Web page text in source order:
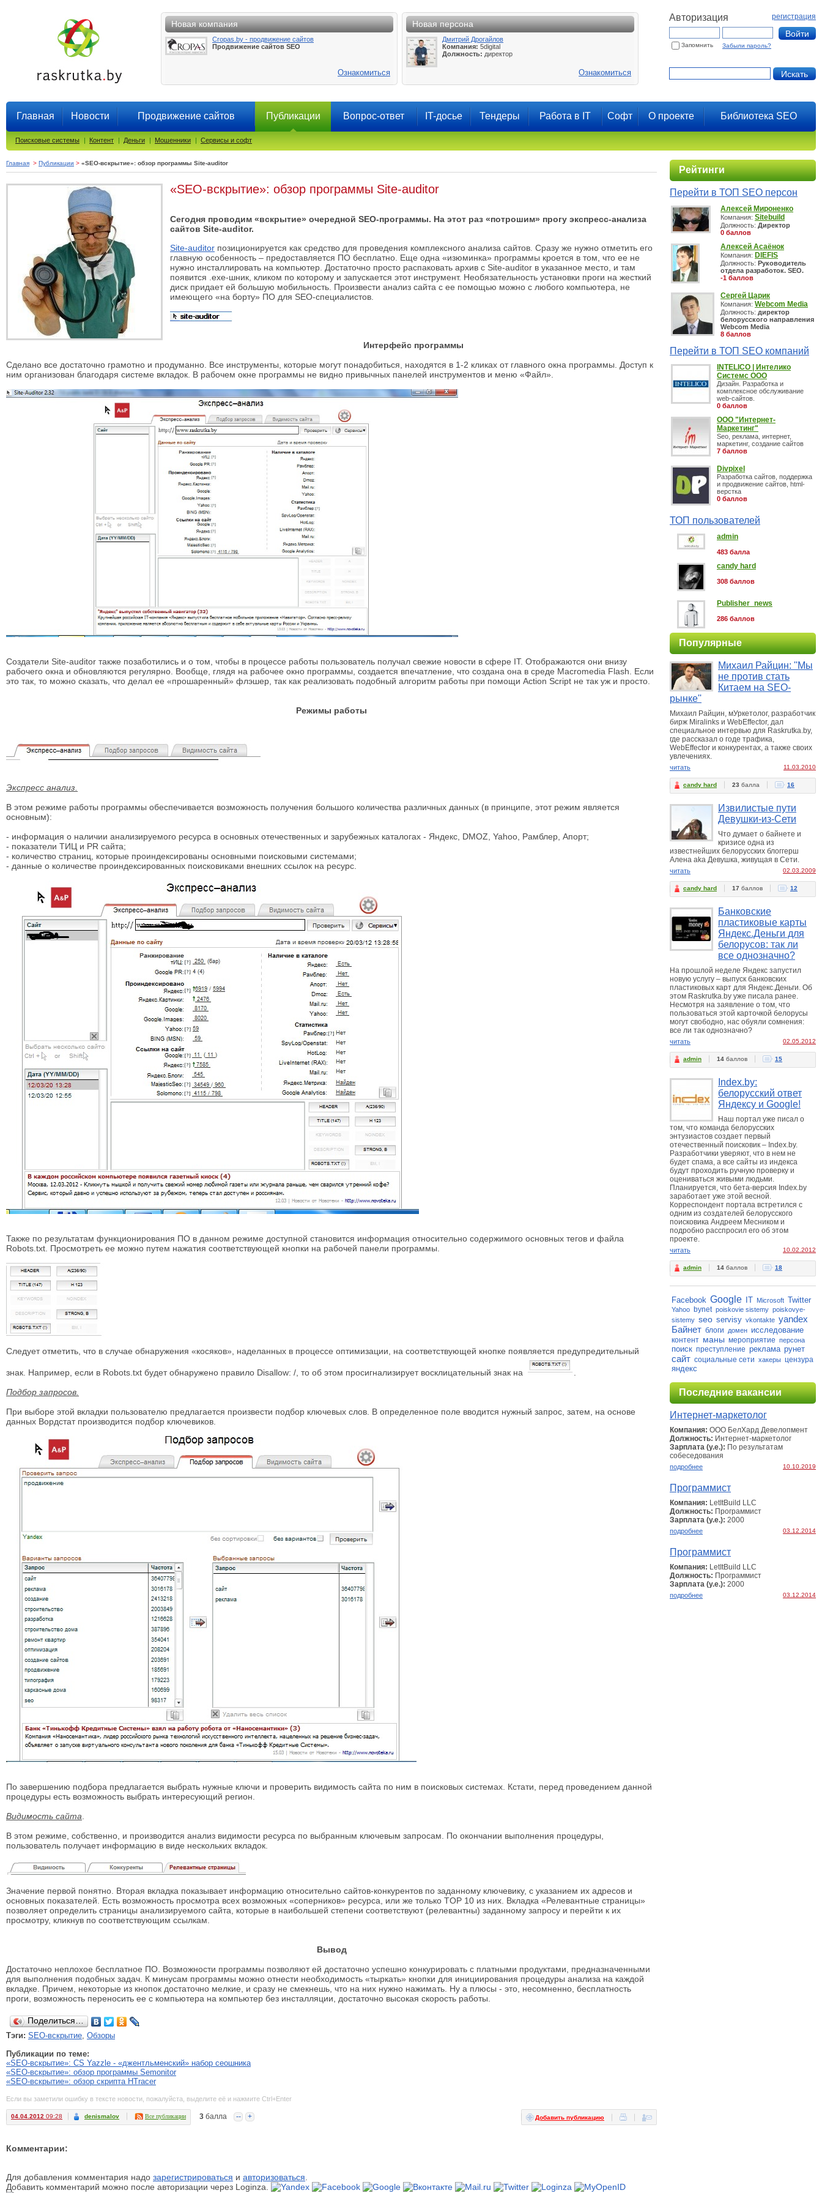
Новая компания
Cropas.by - продвижение сайтов
Продвижение сайтов SEO
Ознакомиться
Новая персона
Дмитрий Дрогайлов
Компания: 5digital
Должность: директор
Ознакомиться
Авторизация регистрация
Запомнить Забыли пароль?
Главная Новости Продвижение сайтов Публикации Вопрос-ответ IT-досье Тендеры Работа в IT Софт О проекте Библиотека SEO
Поисковые системы | Контент | Деньги | Мошенники | Сервисы и софт
Главная > Публикации > «SEO-вскрытие»: обзор программы Site-auditor
«SEO-вскрытие»: обзор программы Site-auditor
Сегодня проводим «вскрытие» очередной SEO-программы. На этот раз «потрошим» прогу экспресс-анализа
сайтов Site-auditor.
Site-auditor позиционируется как средство для проведения комплексного анализа сайтов. Сразу же нужно отметить его
главную особенность – предоставляется ПО бесплатно. Еще одна «изюминка» программы кроется в том, что ее не
нужно инсталлировать на компьютер. Достаточно просто распаковать архив с Site-auditor в указанное место, и там
появится .exe-шник, кликом по которому и запускается этот инструмент. Необязательность установки проги на жесткий
диск придает ей большую мобильность. Произвести анализ сайта с ее помощью можно с любого компьютера, не
имеющего «на борту» ПО для SEO-специалистов.
Интерфейс программы
Сделано все достаточно грамотно и продуманно. Все инструменты, которые могут понадобиться, находятся в 1-2 кликах от главного окна программы. Доступ к
ним организован благодаря системе вкладок. В рабочем окне программы не видно привычных панелей инструментов и меню «Файл».
Создатели Site-auditor также позаботились и о том, чтобы в процессе работы пользователь получал свежие новости в сфере IT. Отображаются они внизу
рабочего окна и обновляются регулярно. Вообще, глядя на рабочее окно программы, создается впечатление, что создана она в среде Macromedia Flash. Если
это так, то можно сказать, что делал ее «прошаренный» флэшер, так как реализовать подобный алгоритм работы при помощи Action Script не так уж и просто.
Режимы работы
Экспресс анализ.
В этом режиме работы программы обеспечивается возможность получения большого количества различных данных (в принципе, этот режим является
основным):
- информация о наличии анализируемого ресурса в основных отечественных и зарубежных каталогах - Яндекс, DMOZ, Yahoo, Рамблер, Апорт;
- показатели ТИЦ и PR сайта;
- количество страниц, которые проиндексированы основными поисковыми системами;
- данные о количестве проиндексированных поисковиками внешних ссылок на ресурс.
Также по результатам функционирования ПО в данном режиме доступной становится информация относительно содержимого основных тегов и файла
Robots.txt. Просмотреть ее можно путем нажатия соответствующей кнопки на рабочей панели программы.
Следует отметить, что в случае обнаружения «косяков», наделанных в процессе оптимизации, на соответствующей кнопке появляется предупредительный
знак. Например, если в Robots.txt будет обнаружено правило Disallow: /, то об этом просигнализирует восклицательный знак на
Подбор запросов.
При выборе этой вкладки пользователю предлагается произвести подбор ключевых слов. В определенное поле вводится нужный запрос, затем, на основе
данных Вордстат производится подбор ключевиков.
По завершению подбора предлагается выбрать нужные ключи и проверить видимость сайта по ним в поисковых системах. Кстати, перед проведением данной
процедуры есть возможность выбрать интересующий регион.
Видимость сайта
В этом режиме, собственно, и производится анализ видимости ресурса по выбранным ключевым запросам. По окончании выполнения процедуры,
пользователь получает информацию в виде нескольких вкладок.
Значение первой понятно. Вторая вкладка показывает информацию относительно сайтов-конкурентов по заданному ключевику, с указанием их адресов и
основных показателей. Есть возможность просмотра всех возможных «соперников» ресурса, или же только TOP 10 из них. Вкладка «Релевантные страницы»
позволяет определить страницы анализируемого сайта, которые в наибольшей степени соответствуют (релевантны) заданному запросу и перейти к их
просмотру, кликнув по соответствующим ссылкам.
Вывод
Достаточно неплохое бесплатное ПО. Возможности программы позволяют ей достаточно успешно конкурировать с платными продуктами, предназначенными
для выполнения подобных задач. К минусам программы можно отнести необходимость «тыркать» кнопки для инициирования процедуры анализа на каждой
вкладке. Причем, некоторые из кнопок достаточно мелкие, и сразу не смекнешь, что на них нужно нажимать. Ну а плюсы - это, несомненно, бесплатность
проги, возможность переносить ее с компьютера на компьютер без инсталляции, достаточно высокая скорость работы.
Поделиться…
Тэги: SEO-вскрытие, Обзоры
Публикации по теме:
«SEO-вскрытие»: CS Yazzle - «джентльменский» набор сеошника
«SEO-вскрытие»: обзор программы Semonitor
«SEO-вскрытие»: обзор скрипта HTracer
Если вы заметили ошибку в тексте новости, пожалуйста, выделите её и нажмите Ctrl+Enter
04.04.2012 09:28 denismalov Все публикации 3 балла -- + Добавить публикацию
Комментарии:
Для добавления комментария надо зарегистрироваться и авторизоваться
Добавить комментарий можно после авторизации через Loginza.
Рейтинги
Перейти в ТОП SEO персон
Алексей Мироненко
Компания: Sitebuild
Должность: Директор
0 баллов
Алексей Асаёнок
Компания: DIEFIS
Должность: Руководитель
отдела разработок. SEO.
-1 баллов
Сергей Царик
Компания: Webcom Media
Должность: директор
белорусского направления
Webcom Media
8 баллов
Перейти в ТОП SEO компаний
INTELICO | Интелико
Системс ООО
Дизайн. Разработка и
комплексное обслуживание
web-сайтов.
0 баллов
OOO "Интернет-
Маркетинг"
Seo, реклама, интернет,
маркетинг, создание сайтов
7 баллов
Divpixel
Разработка сайтов, поддержка
и продвижение сайтов, html-
верстка
0 баллов
ТОП пользователей
admin
483 балла
candy hard
308 баллов
Publisher_news
286 баллов
Популярные
Михаил Райцин: ''Мы
не против стать
Китаем на SEO-
рынке''
Михаил Райцин, мУркетолог, разработчик
бирж Miralinks и WebEffector, дал
специальное интервью для Raskrutka.by,
где рассказал о годе трафика,
WebEffector и конкурентах, а также своих
увлечениях.
читать 11.03.2010
candy hard 23 балла 16
Извилистые пути
Девушки-из-Сети
Что думает о байнете и
кризисе одна из
известнейших белорусских блоггерш
Алена aka Девушка, живущая в Сети.
читать 02.03.2009
candy hard 17 баллов 12
Банковские
пластиковые карты
Яндекс.Деньги для
белорусов: так ли
все однозначно?
На прошлой неделе Яндекс запустил
новую услугу – выпуск банковских
пластиковых карт для Яндекс.Деньги. Об
этом Raskrutka.by уже писала ранее.
Несмотря на заявление о том, что
пользоваться этой карточкой белорусы
могут свободно, нас обуяли сомнения:
все ли так однозначно?
читать 02.05.2012
admin 14 баллов 15
Index.by:
белорусский ответ
Яндексу и Google!
Наш портал уже писал о
том, что команда белорусских
энтузиастов создает первый
отечественный поисковик – Index.by.
Разработчики уверяют, что в нем не
будет спама, а все сайты из индекса
будут проходить ручную проверку и
оцениваться живыми людьми.
Планируется, что бета-версия Index.by
заработает уже этой весной.
Корреспондент портала встретился с
одним из создателей белорусского
поисковика Андреем Месником и
подробно расспросил его об этом
проекте.
читать 10.02.2012
admin 14 баллов 18
Facebook Google IT Microsoft Twitter
Yahoo bynet poiskovie sistemy poiskovye-
sistemy seo servisy vkontakte yandex
Байнет блоги домен исследование
контент маны мероприятие персона
поиск преступление реклама рунет
сайт социальные сети хакеры цензура
яндекс
Последние вакансии
Интернет-маркетолог
Компания: ООО БелХард Девелопмент
Должность: Интернет-маркетолог
Зарплата (у.е.): По результатам
собеcедования
подробнее 10.10.2019
Программист
Компания: LetItBuild LLC
Должность: Программист
Зарплата (у.е.): 2000
подробнее 03.12.2014
Программист
Компания: LetItBuild LLC
Должность: Программист
Зарплата (у.е.): 2000
подробнее 03.12.2014